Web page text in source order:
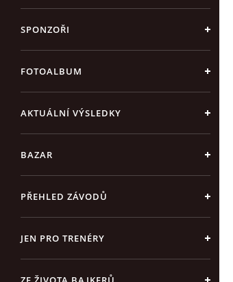
SPONZOŘI
FOTOALBUM
AKTUÁLNÍ VÝSLEDKY
BAZAR
PŘEHLED ZÁVODŮ
JEN PRO TRENÉRY